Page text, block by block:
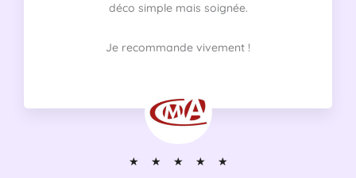
déco simple mais soignée.
Je recommande vivement !
★ ★ ★ ★ ★N